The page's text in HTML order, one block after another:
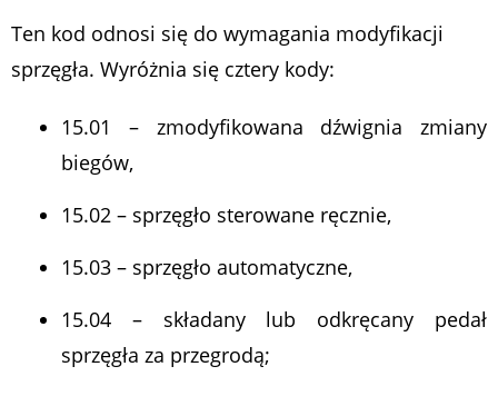
Ten kod odnosi się do wymagania modyfikacji
sprzęgła. Wyróżnia się cztery kody:
15.01 – zmodyfikowana dźwignia zmiany
biegów,
15.02 – sprzęgło sterowane ręcznie,
15.03 – sprzęgło automatyczne,
15.04 – składany lub odkręcany pedał
sprzęgła za przegrodą;